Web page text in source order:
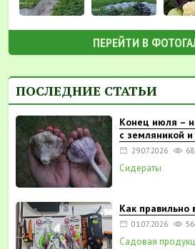
ПЕРЕЙТИ В
ПОСЛЕДНИЕ СТАТЬИ
Конец июля –
с земляникой
29.07.2026
Сидераты
Как правильно
01.07.2026
Садовая